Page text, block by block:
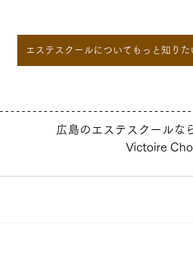
エステスクールについてもっと知りた
広島のエステスクールな
Victoire